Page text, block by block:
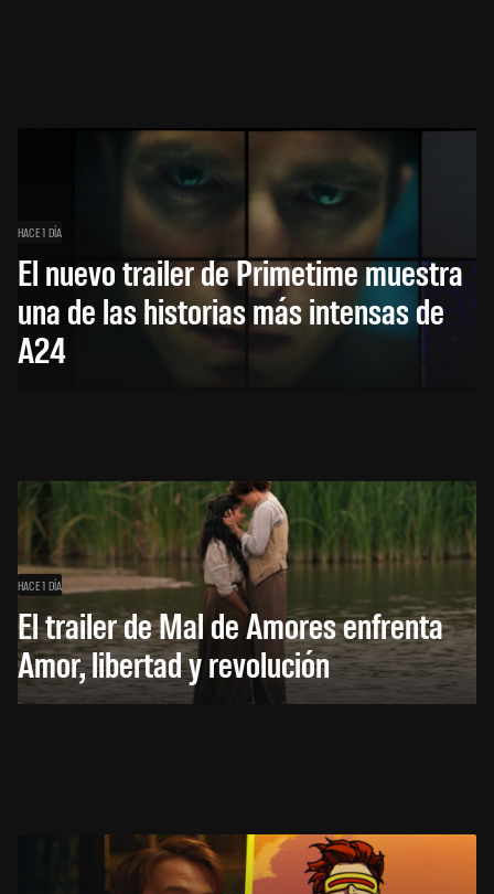
HACE 1 DÍA
El nuevo trailer de Primetime muestra
una de las historias más intensas de
A24
HACE 1 DÍA
El trailer de Mal de Amores enfrenta
Amor, libertad y revolución